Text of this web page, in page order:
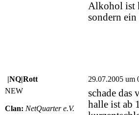
Alkohol ist
sondern
|NQ|Rott
29.07.2005 um
NEW
Clan: NetQuarter e.V.
schade das
halle ist ab